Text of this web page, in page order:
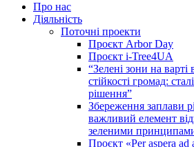
Про нас
Діяльність
Поточні проекти
Проєкт Arbor Day
Проєкт i-Tree4UA
“Зелені зони на варті
стійкості громад:
рішення”
Збереження заплави
важливий елемент
зеленими
Проєкт «Per aspera ad